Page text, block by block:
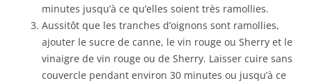
minutes jusqu’à ce qu’elles soient très ramollies.
Aussitôt que les tranches d’oignons sont ramollies,
ajouter le sucre de canne, le vin rouge ou Sherry et le
vinaigre de vin rouge ou de Sherry. Laisser cuire sans
couvercle pendant environ 30 minutes ou jusqu’à ce